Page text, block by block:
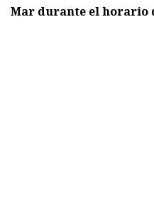
Mar durante el horario